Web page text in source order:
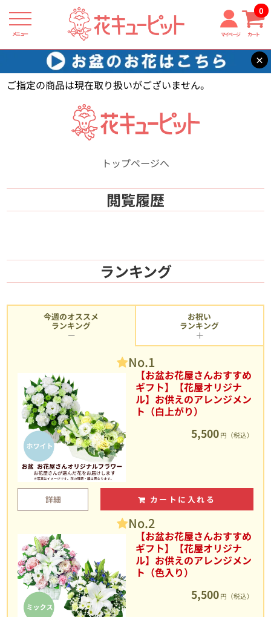
メニュー マイページ カート
0
×
花キューピット 【】
ご指定の商品は現在取り扱いがございません。
トップページへ
閲覧履歴
ランキング
今週のオススメ
ランキング
No.1
【お盆お花屋さんおすすめ
ギフト】【花屋オリジナ
ル】お供えのアレンジメン
ト（白上がり）
5,500 円（税込）
詳細 カートに入れる
No.2
【お盆お花屋さんおすすめ
ギフト】【花屋オリジナ
ル】お供えのアレンジメン
ト（色入り）
5,500 円（税込）
お祝い
ランキング